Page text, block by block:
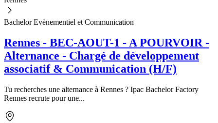
Bachelor Evènementiel et Communication
Rennes - BEC-AOUT-1 - A POURVOIR -
Alternance - Chargé de développement
associatif & Communication (H/F)
Tu recherches une alternance à Rennes ? Ipac Bachelor Factory
Rennes recrute pour une...